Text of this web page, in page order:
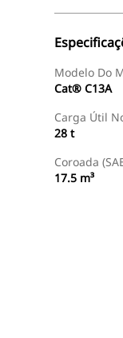
Modelo Do
Cat® C13A
Carga Útil
28 t
Coroada
17.5 m³